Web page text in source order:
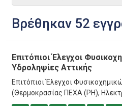
Βρέθηκαν 52
Επιτόπιοι Έλεγχοι
Υδροληψίες Αττικής
Επιτόπιοι Έλεγχοι
(Θερμοκρασίας ΠΕΧΑ (PH),